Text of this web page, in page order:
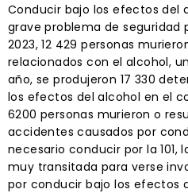
Conducir bajo los efectos del
grave problema de seguridad
2023, 12 429 personas
relacionados con el alcohol,
año, se produjeron 17 330
los efectos del alcohol en el
6200 personas murieron o
accidentes causados por
necesario conducir por la 101,
muy transitada para verse
por conducir bajo los efectos